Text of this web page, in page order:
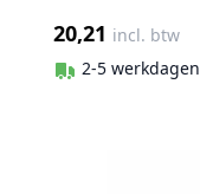
20,21 incl. btw
2-5 werkdagen